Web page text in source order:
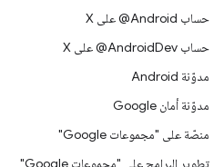
حساب ‎@Android على X
حساب ‎@AndroidDev على X
مدوّنة Android
مدوّنة أمان Google
منصّة على "مجموعات Google"
تطوير البرامج على "مجموعات Google"